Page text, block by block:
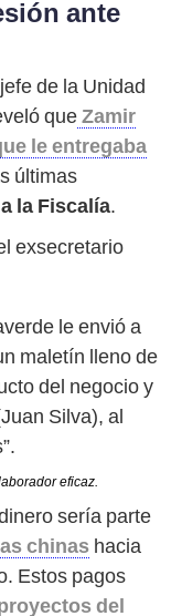
ante
de la Unidad
queZamir
le entregaba
últimas
la Fiscalía.
exsecretario
le envió a
maletín lleno de
del negocio y
Silva), al
eficaz.
sería parte
chinas hacia
Estos pagos
del